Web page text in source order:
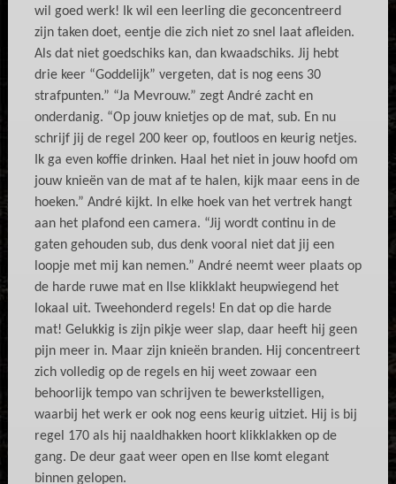
wil goed werk! Ik wil een leerling die geconcentreerd
zijn taken doet, eentje die zich niet zo snel laat afleiden.
Als dat niet goedschiks kan, dan kwaadschiks. Jij hebt
drie keer “Goddelijk” vergeten, dat is nog eens 30
strafpunten.” “Ja Mevrouw.” zegt André zacht en
onderdanig. “Op jouw knietjes op de mat, sub. En nu
schrijf jij de regel 200 keer op, foutloos en keurig netjes.
Ik ga even koffie drinken. Haal het niet in jouw hoofd om
jouw knieën van de mat af te halen, kijk maar eens in de
hoeken.” André kijkt. In elke hoek van het vertrek hangt
aan het plafond een camera. “Jij wordt continu in de
gaten gehouden sub, dus denk vooral niet dat jij een
loopje met mij kan nemen.” André neemt weer plaats op
de harde ruwe mat en Ilse klikklakt heupwiegend het
lokaal uit. Tweehonderd regels! En dat op die harde
mat! Gelukkig is zijn pikje weer slap, daar heeft hij geen
pijn meer in. Maar zijn knieën branden. Hij concentreert
zich volledig op de regels en hij weet zowaar een
behoorlijk tempo van schrijven te bewerkstelligen,
waarbij het werk er ook nog eens keurig uitziet. Hij is bij
regel 170 als hij naaldhakken hoort klikklakken op de
gang. De deur gaat weer open en Ilse komt elegant
binnen gelopen.